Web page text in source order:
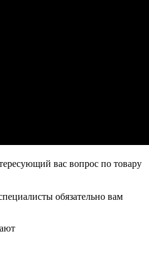
вас вопрос по товару
обязательно вам